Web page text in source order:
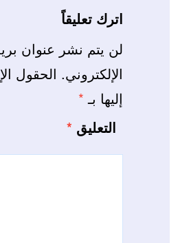
اترك تعليقاً
لن يتم نشر عنوان
الإلكتروني. الحقول
إليها بـ *
التعليق *